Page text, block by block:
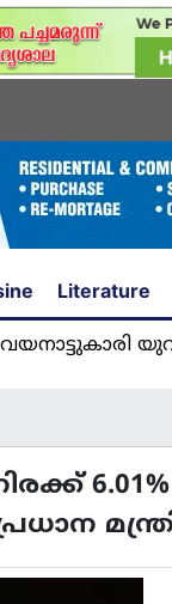
Literature
യുവതി